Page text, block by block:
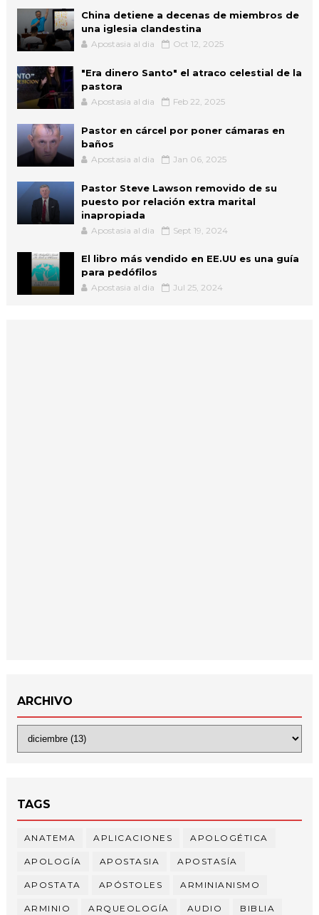
China detiene a decenas de miembros de
una iglesia clandestina
Apostasia al dia Oct 12, 2025
"Era dinero Santo" el atraco celestial de la
pastora
Apostasia al dia Feb 22, 2025
Pastor en cárcel por poner cámaras en
baños
Apostasia al dia Jan 06, 2025
Pastor Steve Lawson removido de su
puesto por relación extra marital
inapropiada
Apostasia al dia Sept 19, 2024
El libro más vendido en EE.UU es una guía
para pedófilos
Apostasia al dia Jul 25, 2024
ARCHIVO
TAGS
ANATEMA APLICACIONES APOLOGÉTICA
APOLOGÍA APOSTASIA APOSTASÍA
APOSTATA APÓSTOLES ARMINIANISMO
ARMINIO ARQUEOLOGÍA AUDIO BIBLIA